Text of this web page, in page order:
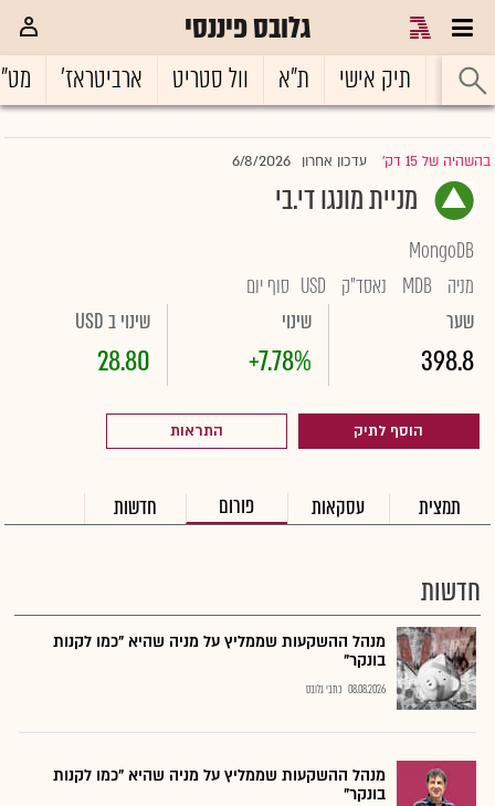
גלובס פיננסי
ראשי תיק אישי ת"א וול סטריט ארביטראז'
בהשהיה של 15 דק' |עדכון אחרון 6/8/2026
מניית מונגו די.בי
MongoDB
מניה MDB נאסד"ק USD סוף יום
שער
398.8
שינוי
+7.78%
שינוי ב USD
28.80
הוסף לתיק התראות
תמצית עסקאות פורום חדשות
חדשות
מנהל ההשקעות שממליץ על מניה שהיא "כמו לקנות
בונקר"
08.08.2026 כתבי גלובס
מנהל ההשקעות שממליץ על מניה שהיא "כמו לקנות
בונקר"